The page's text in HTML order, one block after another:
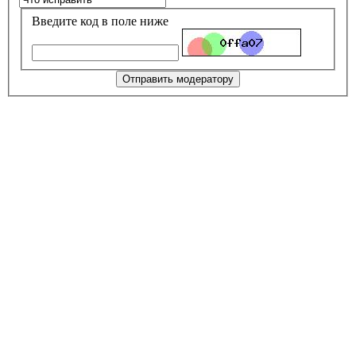
Введите код в поле ниже
Отправить модератору